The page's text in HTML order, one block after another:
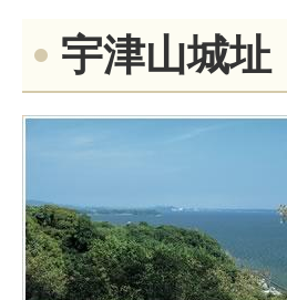
宇津山城址